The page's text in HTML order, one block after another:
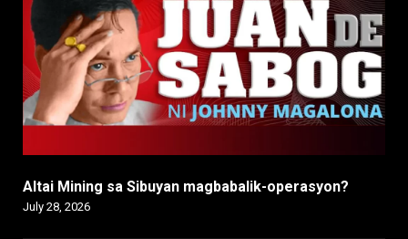
Altai Mining sa Sibuyan magbabalik-operasyon?
July 28, 2026